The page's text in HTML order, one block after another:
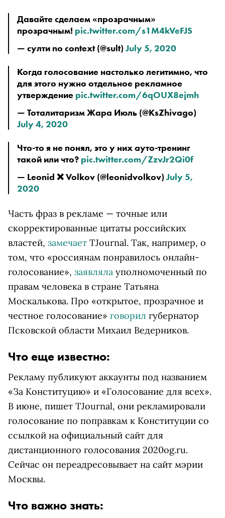
Давайте сделаем «прозрачным»
прозрачным! pic.twitter.com/s1M4kVeFJS
— султи no context (@sult)July 5, 2020
Когда голосование настолько легитимно, что
для этого нужно отдельное рекламное
утверждение pic.twitter.com/6qOUX8ejmh
— Тоталитаризм Жара Июль (@KsZhivago)
July 4, 2020
Что-то я не понял, это у них ауто-тренинг
такой или что? pic.twitter.com/ZzvJr2Qi0f
— Leonid ❌ Volkov (@leonidvolkov)July 5,
2020
Часть фраз в рекламе — точные или
скорректированные цитаты российских
властей, замечает TJournal. Так, например, о
том, что «россиянам понравилось онлайн-
голосование», заявляла уполномоченный по
правам человека в стране Татьяна
Москалькова. Про «открытое, прозрачное и
честное голосование» говорил губернатор
Псковской области Михаил Ведерников.
Что еще известно:
Рекламу публикуют аккаунты под названием
«За Конституцию» и «Голосование для всех».
В июне, пишет TJournal, они рекламировали
голосование по поправкам к Конституции со
ссылкой на официальный сайт для
дистанционного голосования 2020og.ru.
Сейчас он переадресовывает на сайт мэрии
Москвы.
Что важно знать: